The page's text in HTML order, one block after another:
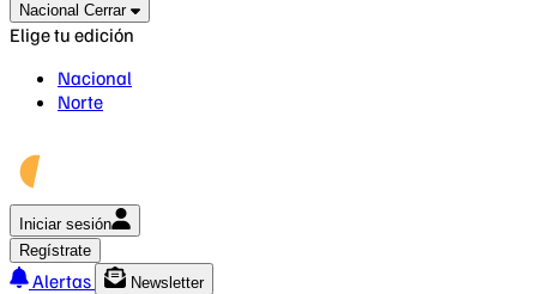
Nacional Cerrar
Elige tu edición
Nacional
Norte
Iniciar sesión
Regístrate
Alertas
Newsletter